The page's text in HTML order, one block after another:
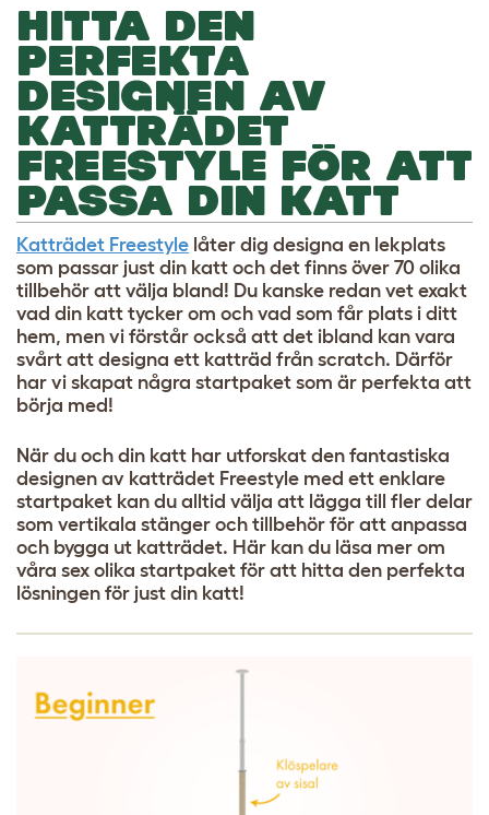
HITTA DEN
PERFEKTA
DESIGNEN AV
KATTRÄDET
FREESTYLE FÖR ATT
PASSA DIN KATT
Katträdet Freestyle låter dig designa en lekplats
som passar just din katt och det finns över 70 olika
tillbehör att välja bland! Du kanske redan vet exakt
vad din katt tycker om och vad som får plats i ditt
hem, men vi förstår också att det ibland kan vara
svårt att designa ett katträd från scratch. Därför
har vi skapat några startpaket som är perfekta att
börja med!
När du och din katt har utforskat den fantastiska
designen av katträdet Freestyle med ett enklare
startpaket kan du alltid välja att lägga till fler delar
som vertikala stänger och tillbehör för att anpassa
och bygga ut katträdet. Här kan du läsa mer om
våra sex olika startpaket för att hitta den perfekta
lösningen för just din katt!